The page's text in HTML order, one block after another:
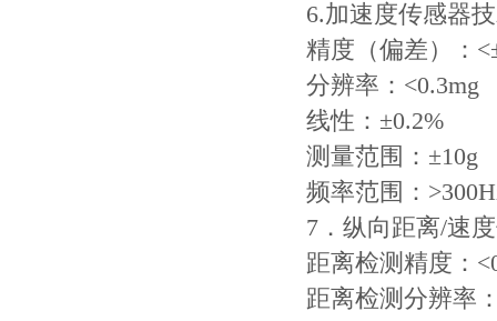
6.加速度传感器
精度（偏差）：
分辨率：<0.3mg
线性：±0.2%
测量范围：±10g
频率范围：
7．纵向距离/速
距离检测精度：
距离检测分辨率